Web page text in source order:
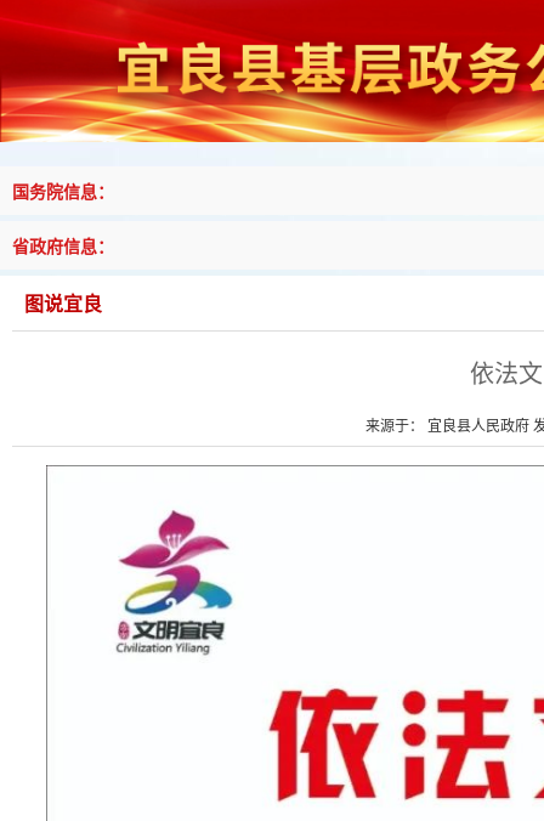
国务院信息：
省政府信息：
图说宜良
依法
来源于： 宜良县人民政府